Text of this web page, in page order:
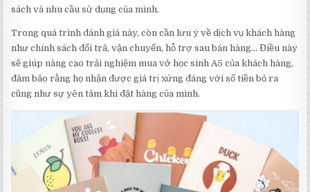
sách và nhu cầu sử dụng của mình.
Trong quá trình đánh giá này, còn cần lưu ý về dịch vụ khách hàng
như chính sách đổi trả, vận chuyển, hỗ trợ sau bán hàng… Điều này
sẽ giúp nâng cao trải nghiệm mua vở học sinh A5 của khách hàng,
đảm bảo rằng họ nhận được giá trị xứng đáng với số tiền bỏ ra
cũng như sự yên tâm khi đặt hàng của mình.